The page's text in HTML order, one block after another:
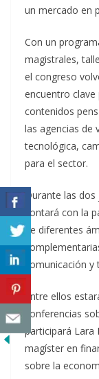
un mercado en
Con un
magistrales,
el congreso
encuentro clave
contenidos
las agencias de
tecnológica,
para el sector.
Durante las
contará con la
de diferentes
comunicación
Entre ellos
conferencias
participará Lara
magíster en
sobre la